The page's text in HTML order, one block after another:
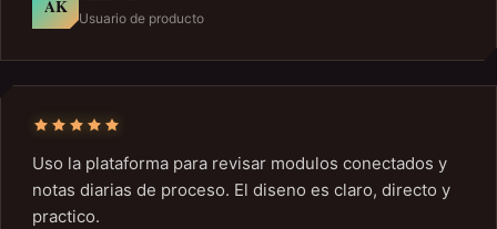
AK
Usuario de producto
Uso la plataforma para revisar modulos conectados y
notas diarias de proceso. El diseno es claro, directo y
practico.